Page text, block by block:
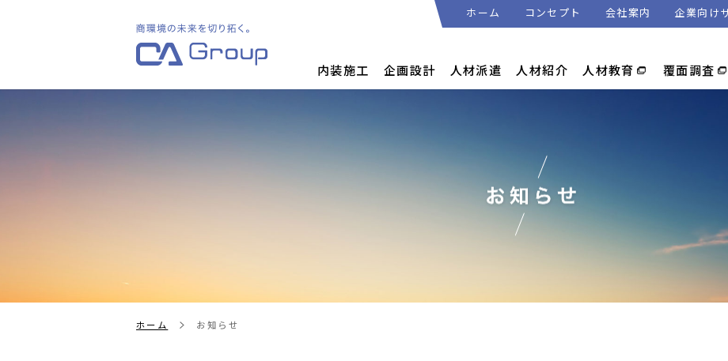
ホーム コンセプト 会社案内 企業向け
内装施工 企画設計 人材派遣 人材紹介 人材教育 覆面調査
ホーム お知らせ